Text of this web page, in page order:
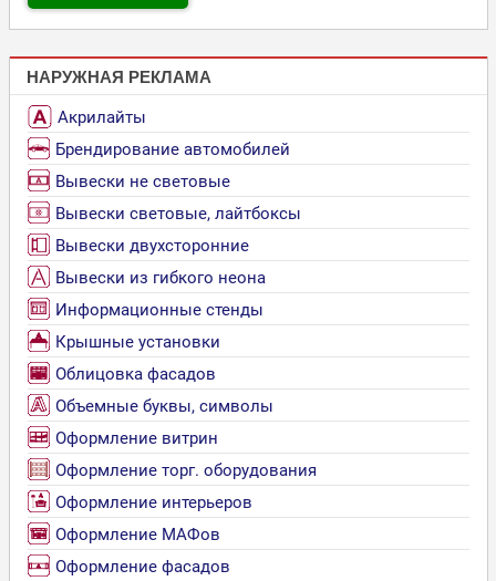
НАРУЖНАЯ РЕКЛАМА
Акрилайты
Брендирование автомобилей
Вывески не световые
Вывески световые, лайтбоксы
Вывески двухсторонние
Вывески из гибкого неона
Информационные стенды
Крышные установки
Облицовка фасадов
Объемные буквы, символы
Оформление витрин
Оформление торг. оборудования
Оформление интерьеров
Оформление МАФов
Оформление фасадов